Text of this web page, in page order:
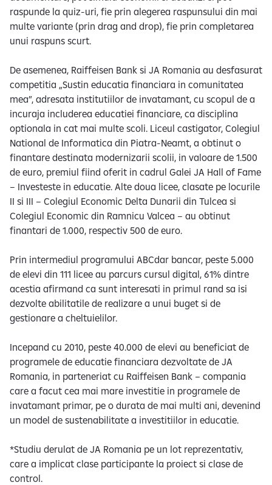
raspunde la quiz-uri, fie prin alegerea raspunsului din mai
multe variante (prin drag and drop), fie prin completarea
unui raspuns scurt.
De asemenea, Raiffeisen Bank si JA Romania au desfasurat
competitia „Sustin educatia financiara in comunitatea
mea”, adresata institutiilor de invatamant, cu scopul de a
incuraja includerea educatiei financiare, ca disciplina
optionala in cat mai multe scoli. Liceul castigator, Colegiul
National de Informatica din Piatra-Neamt, a obtinut o
finantare destinata modernizarii scolii, in valoare de 1.500
de euro, premiul fiind oferit in cadrul Galei JA Hall of Fame
– Investeste in educatie. Alte doua licee, clasate pe locurile
II si III – Colegiul Economic Delta Dunarii din Tulcea si
Colegiul Economic din Ramnicu Valcea – au obtinut
finantari de 1.000, respectiv 500 de euro.
Prin intermediul programului ABCdar bancar, peste 5.000
de elevi din 111 licee au parcurs cursul digital, 61% dintre
acestia afirmand ca sunt interesati in primul rand sa isi
dezvolte abilitatile de realizare a unui buget si de
gestionare a cheltuielilor.
Incepand cu 2010, peste 40.000 de elevi au beneficiat de
programele de educatie financiara dezvoltate de JA
Romania, in parteneriat cu Raiffeisen Bank – compania
care a facut cea mai mare investitie in programele de
invatamant primar, pe o durata de mai multi ani, devenind
un model de sustenabilitate a investitiilor in educatie.
*Studiu derulat de JA Romania pe un lot reprezentativ,
care a implicat clase participante la proiect si clase de
control.